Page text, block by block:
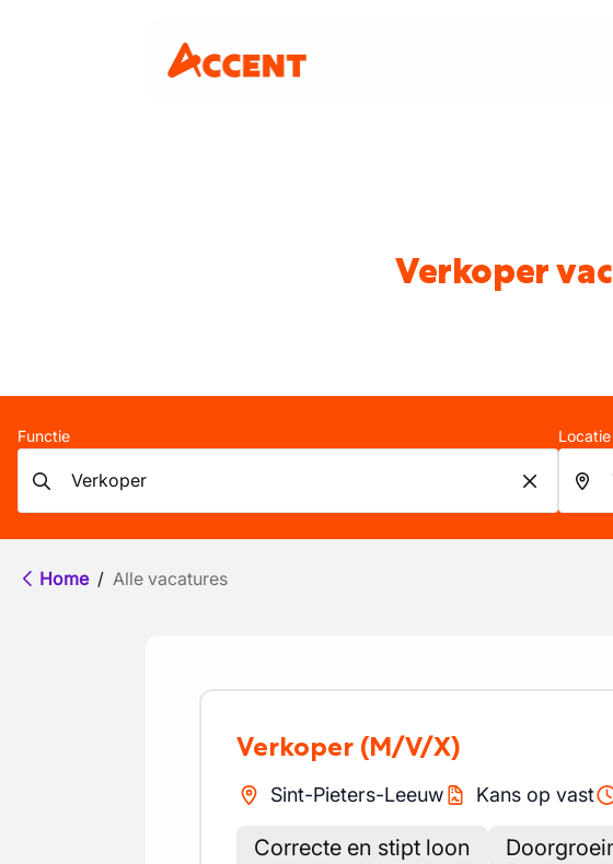
Verkoper
Functie
Home / Alle vacatures
Verkoper (M/V/X)
Sint-Pieters-Leeuw Kans op vast
Correcte en stipt loon